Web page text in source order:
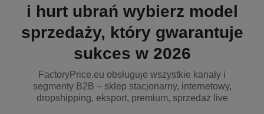
i hurt ubrań wybierz model
sprzedaży, który gwarantuje
sukces w 2026
FactoryPrice.eu obsługuje wszystkie kanały i
segmenty B2B – sklep stacjonarny, internetowy,
dropshipping, eksport, premium, sprzedaż live